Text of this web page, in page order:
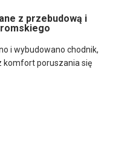
z przebudową i
i wybudowano chodnik,
komfort poruszania się